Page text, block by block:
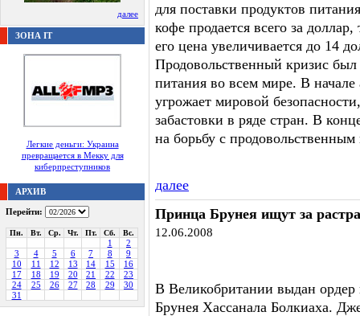
далее
ЗОНА IT
Легкие деньги: Украина
превращается в Мекку для
киберпреступников
АРХИВ
Перейти:
Пн. Вт. Ср. Чт. Пт. Сб. Вс.
1
2
3
4 5 6 7 8
9
10
11 12 13 14 15
16
17
18 19 20 21 22
23
24
25 26 27 28 29
30
31
для поставки продуктов
кофе продается всего за
его цена увеличивается до 14
Продовольственный кризис
питания во всем мире. В
угрожает мировой
забастовки в ряде стран. В
на борьбу с
далее
Принца Брунея ищут за
12.06.2008
В Великобритании выдан ордер
Брунея Хассанала Болкиаха.